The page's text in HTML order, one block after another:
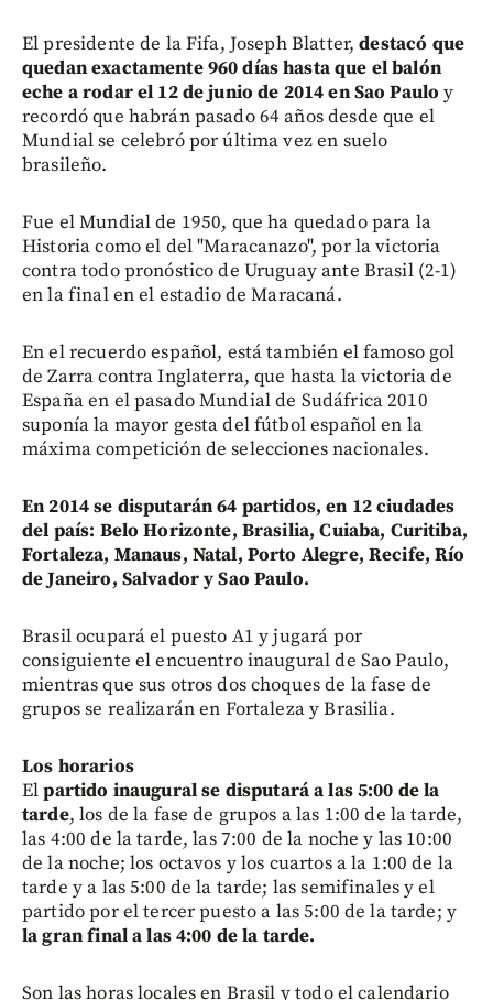
El presidente de la Fifa, Joseph Blatter,destacó que
quedan exactamente 960 días hasta que el balón
eche a rodar el 12 de junio de 2014 en Sao Paulo y
recordó que habrán pasado 64 años desde que el
Mundial se celebró por última vez en suelo
brasileño.
Fue el Mundial de 1950, que ha quedado para la
Historia como el del "Maracanazo", por la victoria
contra todo pronóstico de Uruguay ante Brasil (2-1)
en la final en el estadio de Maracaná.
En el recuerdo español, está también el famoso gol
de Zarra contra Inglaterra, que hasta la victoria de
España en el pasado Mundial de Sudáfrica 2010
suponía la mayor gesta del fútbol español en la
máxima competición de selecciones nacionales.
En 2014 se disputarán 64 partidos, en 12 ciudades
del país: Belo Horizonte, Brasilia, Cuiaba, Curitiba,
Fortaleza, Manaus, Natal, Porto Alegre, Recife, Río
de Janeiro, Salvador y Sao Paulo.
Brasil ocupará el puesto A1 y jugará por
consiguiente el encuentro inaugural de Sao Paulo,
mientras que sus otros dos choques de la fase de
grupos se realizarán en Fortaleza y Brasilia.
Los horarios
Elpartido inaugural se disputará a las 5:00 de la
tarde, los de la fase de grupos a las 1:00 de la tarde,
las 4:00 de la tarde, las 7:00 de la noche y las 10:00
de la noche; los octavos y los cuartos a la 1:00 de la
tarde y a las 5:00 de la tarde; las semifinales y el
partido por el tercer puesto a las 5:00 de la tarde; y
la gran final a las 4:00 de la tarde.
Son las horas locales en Brasil y todo el calendario